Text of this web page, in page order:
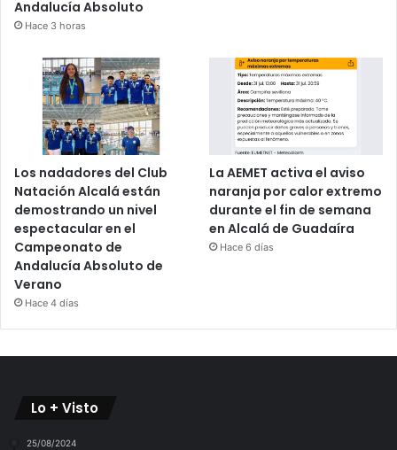
Andalucía Absoluto
Hace 3 horas
Los nadadores del Club
Natación Alcalá están
demostrando un nivel
espectacular en el
Campeonato de
Andalucía Absoluto de
Verano
Hace 4 días
La AEMET activa el aviso
naranja por calor extremo
durante el fin de semana
en Alcalá de Guadaíra
Hace 6 días
Lo + Visto
25/08/2024